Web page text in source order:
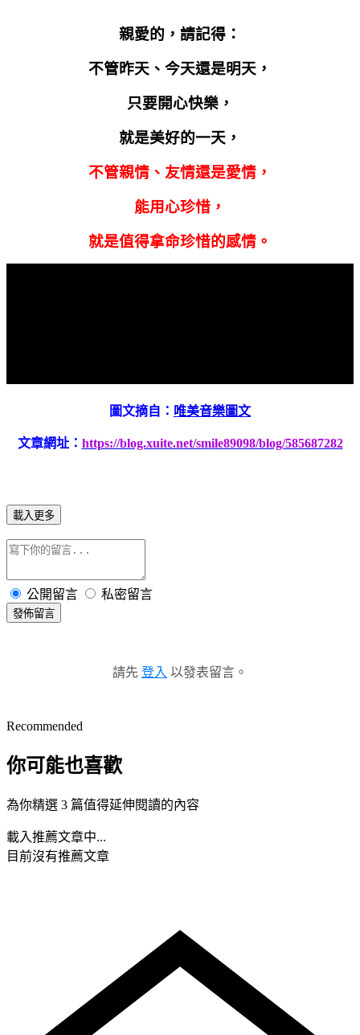
親愛的，請記得：
不管昨天、今天還是明天，
只要開心快樂，
就是美好的一天，
不管親情、友情還是愛情，
能用心珍惜，
就是值得拿命珍惜的感情。
圖文摘自： 唯美音樂圖文
文章網址： https://blog.xuite.net/smile89098/blog/585687282
載入更多
公開留言 私密留言
發佈留言
請先 登入 以發表留言。
Recommended
你可能也喜歡
為你精選 3 篇值得延伸閱讀的內容
載入推薦文章中...
目前沒有推薦文章